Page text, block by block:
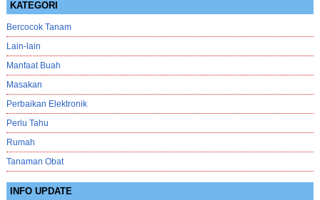
KATEGORI
Bercocok Tanam
Lain-lain
Manfaat Buah
Masakan
Perbaikan Elektronik
Perlu Tahu
Rumah
Tanaman Obat
INFO UPDATE